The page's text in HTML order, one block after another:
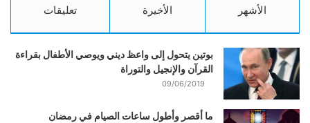
الأشهر الأخيرة تعليقات
بوتين يتحول إلى واعظ ديني ويوصي الأطفال بقراءة
القرآن والإنجيل والتوراة
09/06/2019
ما أقصر وأطول ساعات الصيام في رمضان